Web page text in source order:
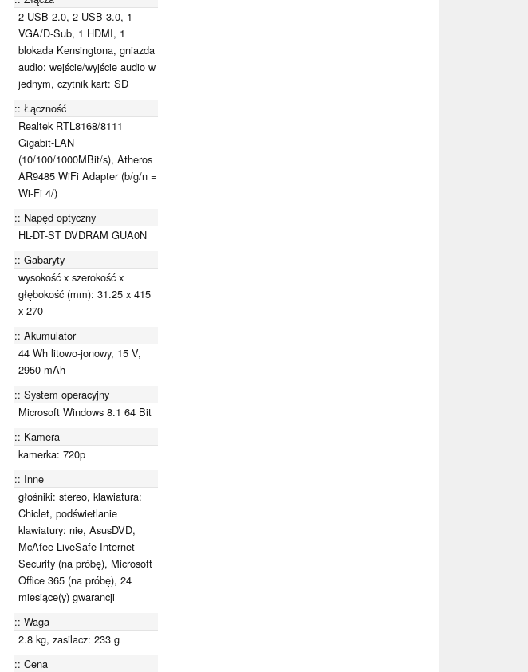
2 USB 2.0, 2 USB 3.0, 1
VGA/D-Sub, 1 HDMI, 1
blokada Kensingtona, gniazda
audio: wejście/wyjście audio w
jednym, czytnik kart: SD
Łączność
Realtek RTL8168/8111
Gigabit-LAN
(10/100/1000MBit/s), Atheros
AR9485 WiFi Adapter (b/g/n =
Wi-Fi 4/)
Napęd optyczny
HL-DT-ST DVDRAM GUA0N
Gabaryty
wysokość x szerokość x
głębokość (mm): 31.25 x 415
x 270
Akumulator
44 Wh litowo-jonowy, 15 V,
2950 mAh
System operacyjny
Microsoft Windows 8.1 64 Bit
Kamera
kamerka: 720p
Inne
głośniki: stereo, klawiatura:
Chiclet, podświetlanie
klawiatury: nie, AsusDVD,
McAfee LiveSafe-Internet
Security (na próbę), Microsoft
Office 365 (na próbę), 24
miesiące(y) gwarancji
Waga
2.8 kg, zasilacz: 233 g
Cena